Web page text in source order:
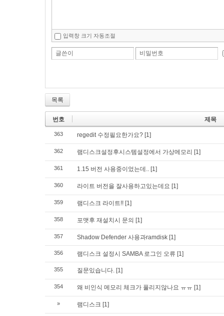
입력창 크기 자동조절
글쓴이 비밀번호
목록
번호 제목
363 regedit 수정필요한가요? [1]
362 램디스크설정후시스템설정에서 가상메모리 [1]
361 1.15 버전 사용중이었는데.. [1]
360 라이트 버전을 잘사용하고있는데요 [1]
359 램디스크 라이트!! [1]
358 포맷후 재설치시 문의 [1]
357 Shadow Defender 사용과ramdisk [1]
356 램디스크 설정시 SAMBA 로그인 오류 [1]
355 질문있습니다. [1]
354 왜 비인식 메모리 체크가 풀리지않나요 ㅠㅠ [1]
» 램디스크 [1]